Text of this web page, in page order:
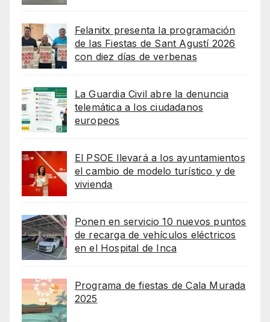
Felanitx presenta la programación
de las Fiestas de Sant Agustí 2026
con diez días de verbenas
La Guardia Civil abre la denuncia
telemática a los ciudadanos
europeos
El PSOE llevará a los ayuntamientos
el cambio de modelo turístico y de
vivienda
Ponen en servicio 10 nuevos puntos
de recarga de vehículos eléctricos
en el Hospital de Inca
Programa de fiestas de Cala Murada
2025